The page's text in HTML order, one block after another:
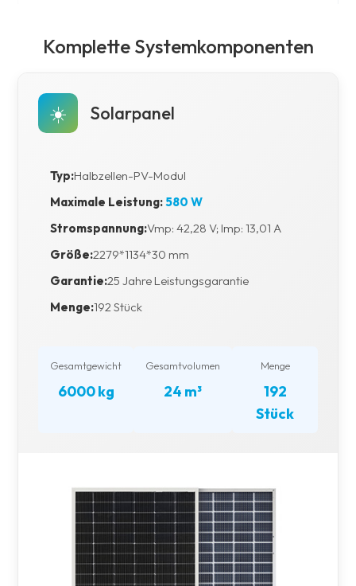
Komplette Systemkomponenten
☀️ Solarpanel
Typ:Halbzellen-PV-Modul
Maximale Leistung:580 W
Stromspannung:Vmp: 42,28 V; Imp: 13,01 A
Größe:2279*1134*30 mm
Garantie:25 Jahre Leistungsgarantie
Menge:192 Stück
Gesamtgewicht
6000 kg
Gesamtvolumen
24 m³
Menge
192
Stück